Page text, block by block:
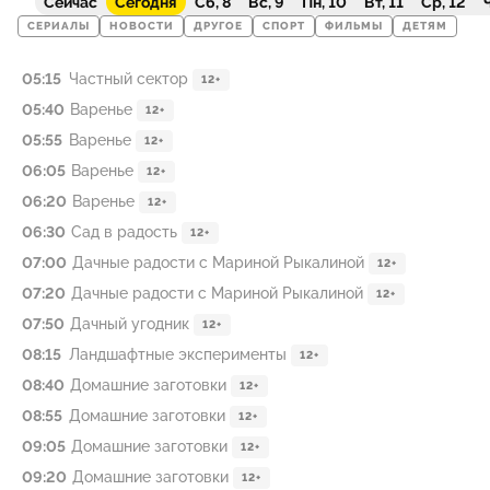
СЕРИАЛЫ НОВОСТИ ДРУГОЕ СПОРТ ФИЛЬМЫ ДЕТЯМ
05:15 Частный сeктoр 12+
05:40 Варенье 12+
05:55 Варенье 12+
06:05 Варенье 12+
06:20 Варенье 12+
06:30 Сад в радость 12+
07:00 Дачные радости с Мариной Рыкалиной 12+
07:20 Дачные радости с Мариной Рыкалиной 12+
07:50 Дачный yгодник 12+
08:15 Ландшафтные эксперименты 12+
08:40 Домашние заготовки 12+
08:55 Домашние заготовки 12+
09:05 Домашние заготовки 12+
09:20 Домашние заготовки 12+